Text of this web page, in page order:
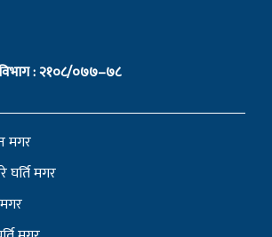
: २१०८/०७७–७८
मगर
मगर